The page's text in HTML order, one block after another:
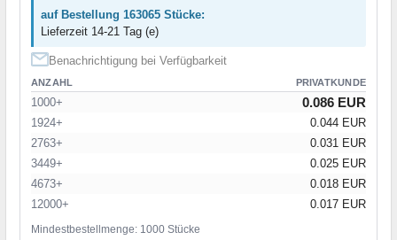
auf Bestellung 163065 Stücke:
Lieferzeit 14-21 Tag (e)
Benachrichtigung bei Verfügbarkeit
ANZAHL PRIVATKUNDE
1000+ 0.086 EUR
1924+
0.044 EUR
2763+
0.031 EUR
3449+
0.025 EUR
4673+
0.018 EUR
12000+
0.017 EUR
Mindestbestellmenge: 1000 Stücke